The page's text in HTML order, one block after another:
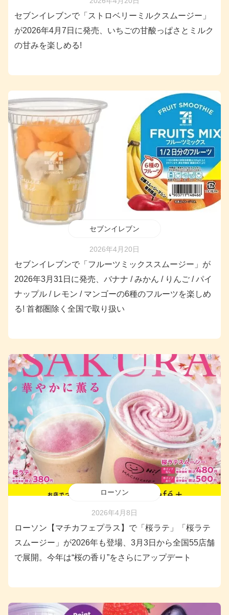
セブンイレブンで「ストロベリーミルクスムージー」
が2026年4月7日に発売、いちごの甘酸っぱさとミルク
の甘みを楽しめる!
セブンイレブン
2026年4月20日
セブンイレブンで「フルーツミックススムージー」が
2026年3月31日に発売、バナナ / みかん / りんご / パイ
ナップル / レモン / マンゴーの6種のフルーツを楽しめ
る! 首都圏除く全国で取り扱い
ローソン
2026年4月8日
ローソン【マチカフェプラス】で「桜ラテ」「桜ラテ
スムージー」が2026年も登場、3月3日から全国55店舗
で展開。今年は“桜の香り”をさらにアップデート